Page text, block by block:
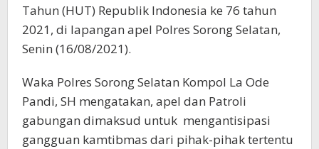
Tahun (HUT) Republik Indonesia ke 76 tahun
2021, di lapangan apel Polres Sorong Selatan,
Senin (16/08/2021).
Waka Polres Sorong Selatan Kompol La Ode
Pandi, SH mengatakan, apel dan Patroli
gabungan dimaksud untuk mengantisipasi
gangguan kamtibmas dari pihak-pihak tertentu